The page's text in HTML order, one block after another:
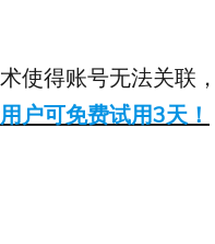
使得账号无法关联
户可免费试用3天！